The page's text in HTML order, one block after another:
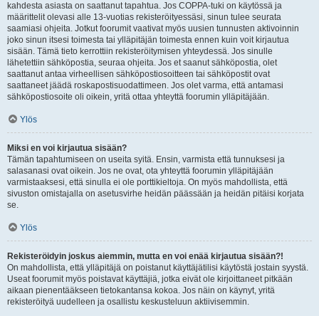
kahdesta asiasta on saattanut tapahtua. Jos COPPA-tuki on käytössä ja
määrittelit olevasi alle 13-vuotias rekisteröityessäsi, sinun tulee seurata
saamiasi ohjeita. Jotkut foorumit vaativat myös uusien tunnusten aktivoinnin
joko sinun itsesi toimesta tai ylläpitäjän toimesta ennen kuin voit kirjautua
sisään. Tämä tieto kerrottiin rekisteröitymisen yhteydessä. Jos sinulle
lähetettiin sähköpostia, seuraa ohjeita. Jos et saanut sähköpostia, olet
saattanut antaa virheellisen sähköpostiosoitteen tai sähköpostit ovat
saattaneet jäädä roskapostisuodattimeen. Jos olet varma, että antamasi
sähköpostiosoite oli oikein, yritä ottaa yhteyttä foorumin ylläpitäjään.
Ylös
Miksi en voi kirjautua sisään?
Tämän tapahtumiseen on useita syitä. Ensin, varmista että tunnuksesi ja
salasanasi ovat oikein. Jos ne ovat, ota yhteyttä foorumin ylläpitäjään
varmistaaksesi, että sinulla ei ole porttikieltoja. On myös mahdollista, että
sivuston omistajalla on asetusvirhe heidän päässään ja heidän pitäisi korjata
se.
Ylös
Rekisteröidyin joskus aiemmin, mutta en voi enää kirjautua sisään?!
On mahdollista, että ylläpitäjä on poistanut käyttäjätilisi käytöstä jostain syystä.
Useat foorumit myös poistavat käyttäjiä, jotka eivät ole kirjoittaneet pitkään
aikaan pienentääkseen tietokantansa kokoa. Jos näin on käynyt, yritä
rekisteröityä uudelleen ja osallistu keskusteluun aktiivisemmin.